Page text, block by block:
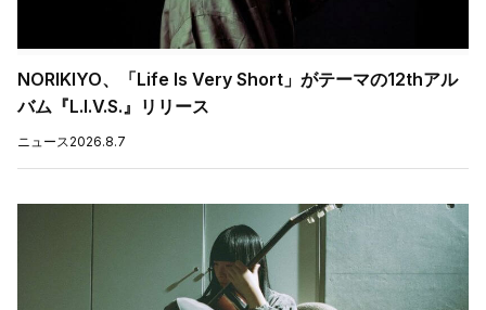
NORIKIYO、「Life Is Very Short」がテーマの12thアル
バム『L.I.V.S.』リリース
ニュース2026.8.7